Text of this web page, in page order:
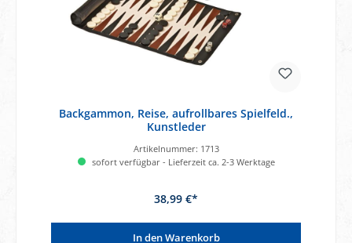
Backgammon, Reise, aufrollbares Spielfeld.,
Kunstleder
Artikelnummer: 1713
sofort verfügbar - Lieferzeit ca. 2-3 Werktage
38,99 €*
In den Warenkorb